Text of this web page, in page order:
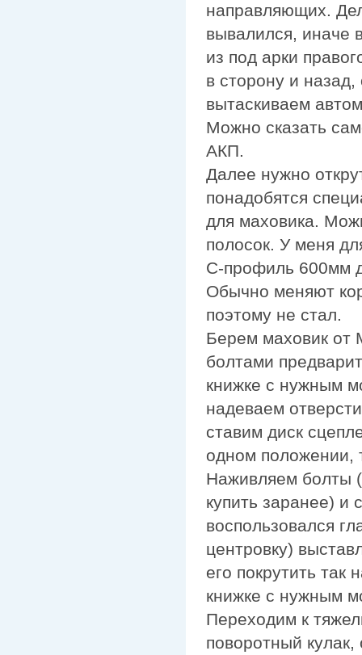
направляющих.
вывалился, иначе
из под арки
в сторону и
вытаскиваем
Можно сказать
АКП.
Далее нужно
понадобятся
для маховика.
полосок. У меня
С-профиль 600мм
Обычно меняют
поэтому не стал.
Берем маховик от
болтами
книжке с нужным
надеваем
ставим диск
одном положении,
Наживляем болты
купить заранее) и
воспользовался
центровку)
его покрутить
книжке с нужным
Переходим к
поворотный